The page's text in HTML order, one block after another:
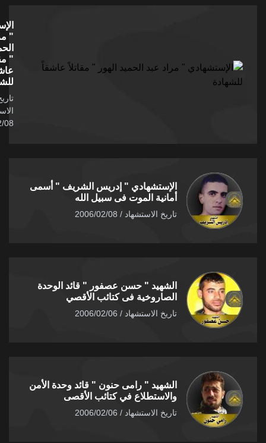
الإستشهادي
" مراد عبد
الحميد الهور
" مقاتلاً
عاشقاً
الاستشهاد /
2006/02/08
الإستشهادي " إدريس الشريف " أسمى
أمانية الموت فى سبيل الله
تاريخ الاستشهاد / 2006/02/08
الشهيد " حسن عصفور " قائد الوحدة
الصاروخية فى كتائب الأقصي
تاريخ الاستشهاد / 2006/02/06
الشهيد " رامى حنون " قائد وحدة الأمن
والاستطلاع في كتائب الأقصى
تاريخ الاستشهاد / 2006/02/06